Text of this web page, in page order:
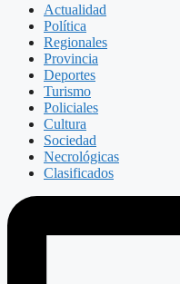
Actualidad
Política
Regionales
Provincia
Deportes
Turismo
Policiales
Cultura
Sociedad
Necrológicas
Clasificados